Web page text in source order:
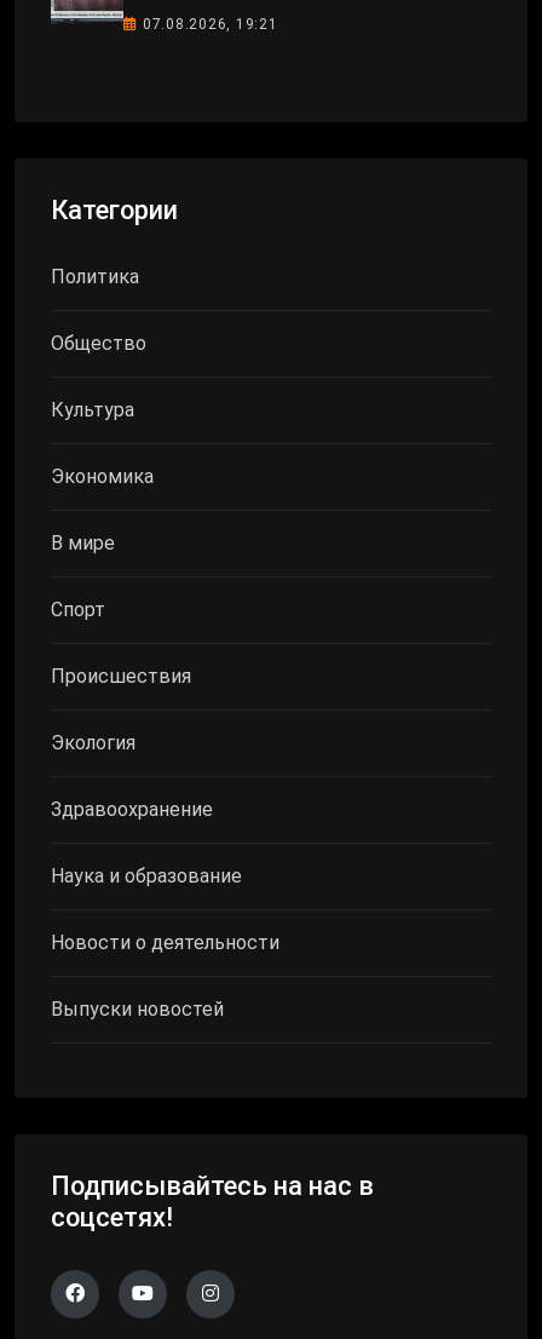
07.08.2026, 19:21
Категории
Политика
Общество
Культура
Экономика
В мире
Спорт
Происшествия
Экология
Здравоохранение
Наука и образование
Новости о деятельности
Выпуски новостей
Подписывайтесь на нас в
соцсетях!